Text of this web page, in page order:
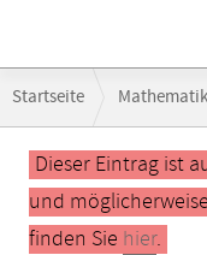
Navigation
Startseite
CS 507 — Moderne
Hauptinhalt
Dieser Eintrag ist
und
finden Sie hier.